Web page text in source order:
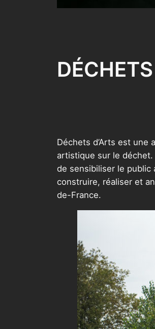
DÉCHETS
Déchets d’Arts est une
artistique sur le déchet.
de sensibiliser le public
construire, réaliser et
de-France.